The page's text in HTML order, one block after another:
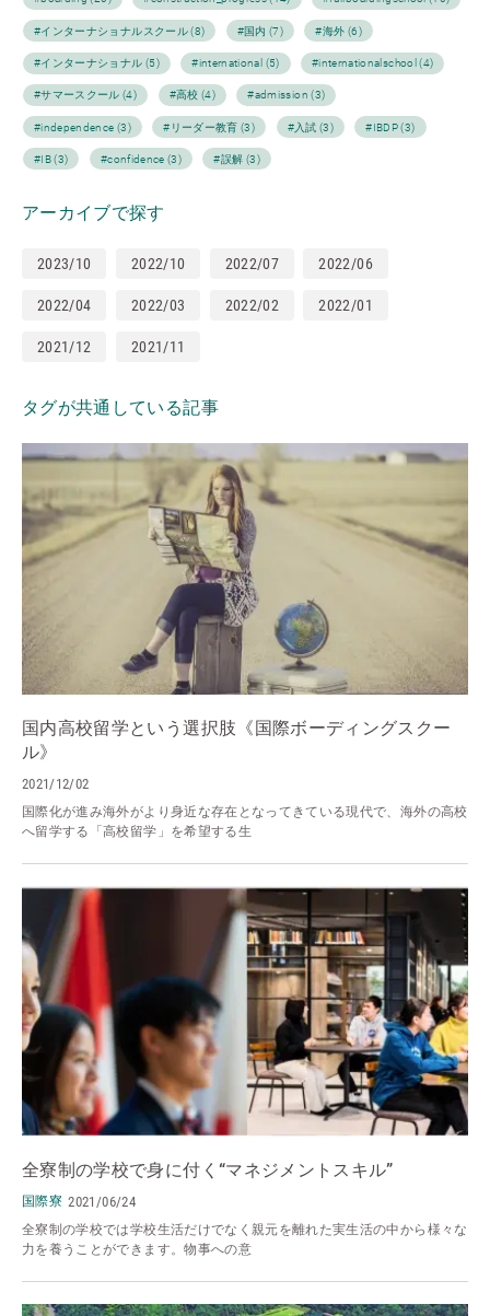
#インターナショナルスクール (8) #国内 (7) #海外 (6)
#インターナショナル (5) #international (5) #internationalschool (4)
#サマースクール (4) #高校 (4) #admission (3)
#independence (3) #リーダー教育 (3) #入試 (3) #IBDP (3)
#IB (3) #confidence (3) #誤解 (3)
アーカイブで探す
2023/10 2022/10 2022/07 2022/06
2022/04 2022/03 2022/02 2022/01
2021/12 2021/11
タグが共通している記事
国内高校留学という選択肢《国際ボーディングスクー
ル》
2021/12/02
国際化が進み海外がより身近な存在となってきている現代で、海外の高校
へ留学する「高校留学」を希望する生
全寮制の学校で身に付く“マネジメントスキル”
国際寮 2021/06/24
全寮制の学校では学校生活だけでなく親元を離れた実生活の中から様々な
力を養うことができます。物事への意